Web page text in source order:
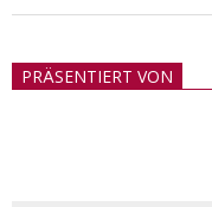
21
PRÄSENTIERT VON